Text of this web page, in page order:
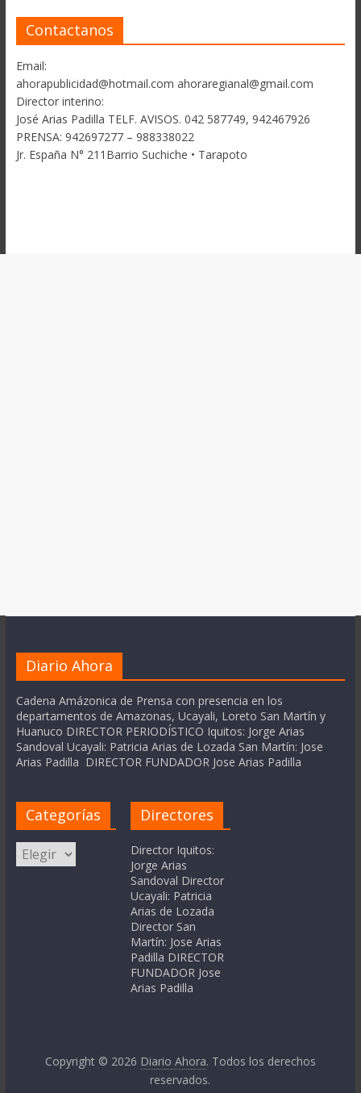
Contactanos
Email:
ahorapublicidad@hotmail.com ahoraregianal@gmail.com
Director interino:
José Arias Padilla TELF. AVISOS. 042 587749, 942467926
PRENSA: 942697277 – 988338022
Jr. España N° 211Barrio Suchiche • Tarapoto
Diario Ahora
Cadena Amázonica de Prensa con presencia en los
departamentos de Amazonas, Ucayali, Loreto San Martín y
Huanuco DIRECTOR PERIODÍSTICO Iquitos: Jorge Arias
Sandoval Ucayali: Patricia Arias de Lozada San Martín: Jose
Arias Padilla DIRECTOR FUNDADOR Jose Arias Padilla
Categorías
Categorías
Directores
Director Iquitos:
Jorge Arias
Sandoval Director
Ucayali: Patricia
Arias de Lozada
Director San
Martín: Jose Arias
Padilla DIRECTOR
FUNDADOR Jose
Arias Padilla
Copyright © 2026 Diario Ahora. Todos los derechos
reservados.